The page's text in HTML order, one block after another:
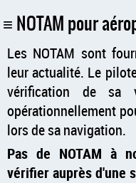
NOTAM pour
Les NOTAM sont
leur actualité. Le
vérification de sa
opérationnellement
lors de sa navigation.
Pas de NOTAM à
vérifier auprès d'une